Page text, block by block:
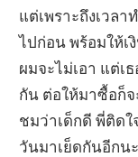
แต่เพราะถึงเวล
ไปก่อน พร้อมให้
ผมจะไม่เอา แต่เ
กัน ต่อให้มาซื้อก็จ
ชมว่าเด็กดี พี่ติด
วันมาเย็ดกันอีกน